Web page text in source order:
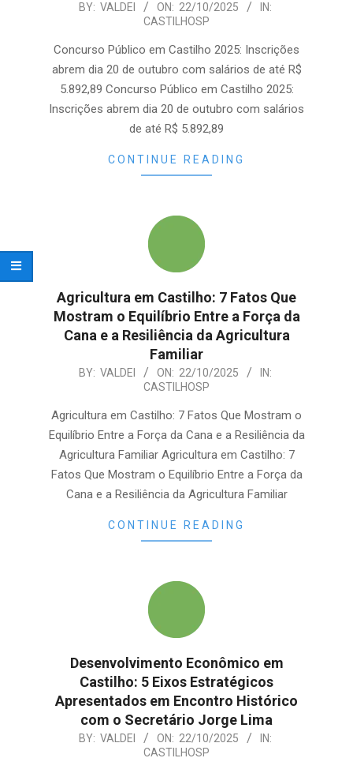
22
BY: VALDEI ON: 22/10/2025
IN:
CASTILHOSP
Concurso Público em Castilho 2025: Inscrições
abrem dia 20 de outubro com salários de até R$
5.892,89 Concurso Público em Castilho 2025:
Inscrições abrem dia 20 de outubro com salários
de até R$ 5.892,89
CONTINUE READING
Agricultura em Castilho: 7 Fatos Que
Mostram o Equilíbrio Entre a Força da
Cana e a Resiliência da Agricultura
Familiar
22
BY: VALDEI ON: 22/10/2025
IN:
CASTILHOSP
Agricultura em Castilho: 7 Fatos Que Mostram o
Equilíbrio Entre a Força da Cana e a Resiliência da
Agricultura Familiar Agricultura em Castilho: 7
Fatos Que Mostram o Equilíbrio Entre a Força da
Cana e a Resiliência da Agricultura Familiar
CONTINUE READING
Desenvolvimento Econômico em
Castilho: 5 Eixos Estratégicos
Apresentados em Encontro Histórico
com o Secretário Jorge Lima
BY: VALDEI ON: 22/10/2025
IN:
CASTILHOSP